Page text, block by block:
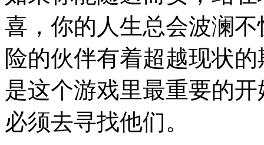
喜，你的人生总会波澜
险的伙伴有着超越现状
是这个游戏里最重要的
必须去寻找他们。